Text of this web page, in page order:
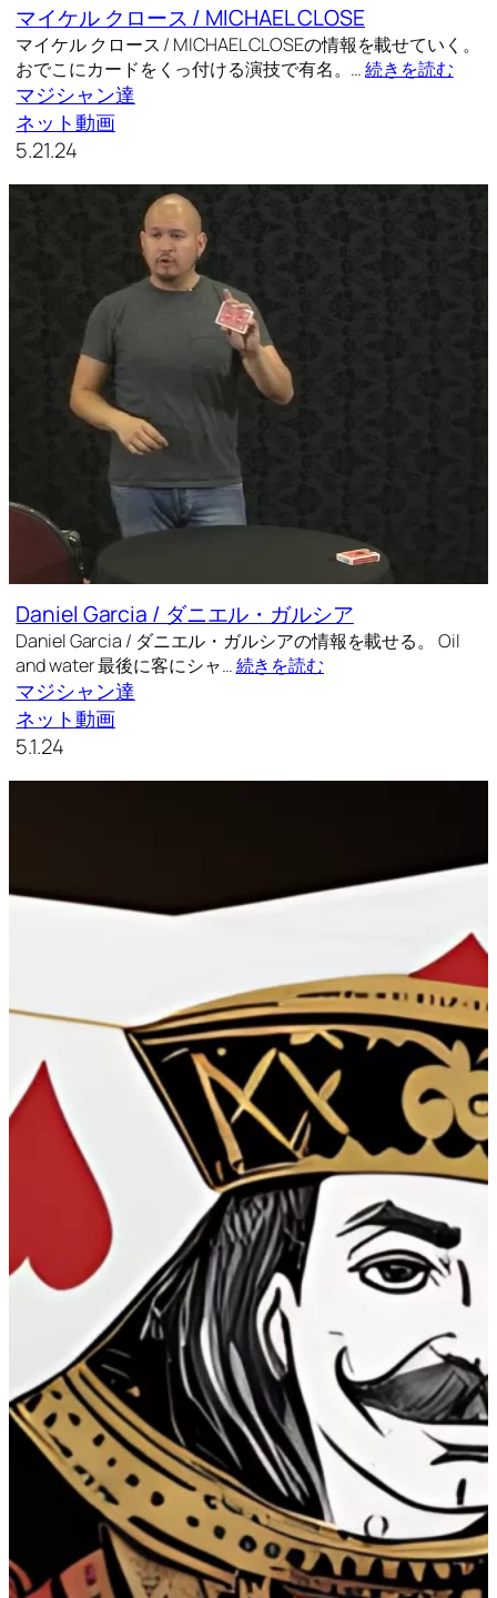
マイケル クロース / MICHAEL CLOSE
マイケル クロース / MICHAEL CLOSEの情報を載せていく。
おでこにカードをくっ付ける演技で有名。…続きを読む
マジシャン達
ネット動画
5.21.24
Daniel Garcia / ダニエル・ガルシア
Daniel Garcia / ダニエル・ガルシアの情報を載せる。 Oil
and water 最後に客にシャ…続きを読む
マジシャン達
ネット動画
5.1.24